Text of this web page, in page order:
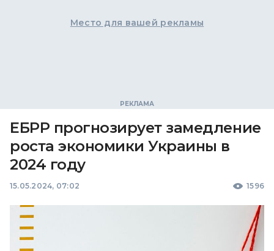
Место для вашей рекламы
ЕБРР прогнозирует замедление
роста экономики Украины в
2024 году
15.05.2024, 07:02 1596